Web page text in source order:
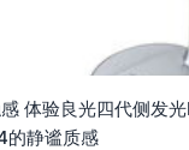
体验良光四代侧发
的静谧质感